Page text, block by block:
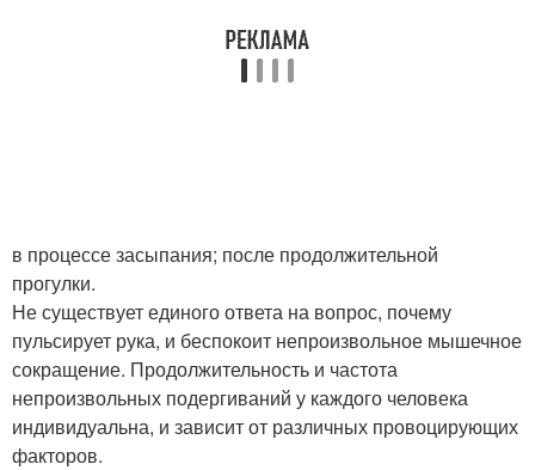
в процессе засыпания; после продолжительной
прогулки.
Не существует единого ответа на вопрос, почему
пульсирует рука, и беспокоит непроизвольное мышечное
сокращение. Продолжительность и частота
непроизвольных подергиваний у каждого человека
индивидуальна, и зависит от различных провоцирующих
факторов.